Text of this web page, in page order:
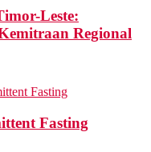
Leste:
Regional
Fasting